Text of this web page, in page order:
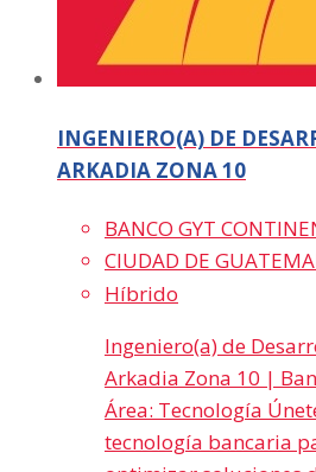
INGENIERO(A) DE
ARKADIA ZONA 10
BANCO GYT
CIUDAD DE
Híbrido
Ingeniero(a) de
Arkadia Zona 10 |
Área: Tecnología
tecnología bancaria